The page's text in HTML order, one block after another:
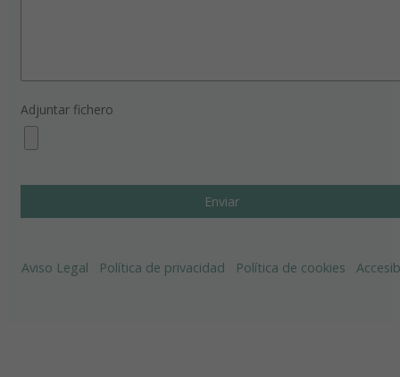
Adjuntar fichero
Aviso Legal Política de privacidad Política de cookies